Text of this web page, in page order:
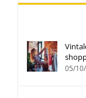
05/